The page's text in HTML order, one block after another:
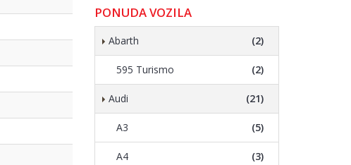
PONUDA VOZILA
Abarth (2)
595 Turismo (2)
Audi (21)
A3 (5)
A4 (3)